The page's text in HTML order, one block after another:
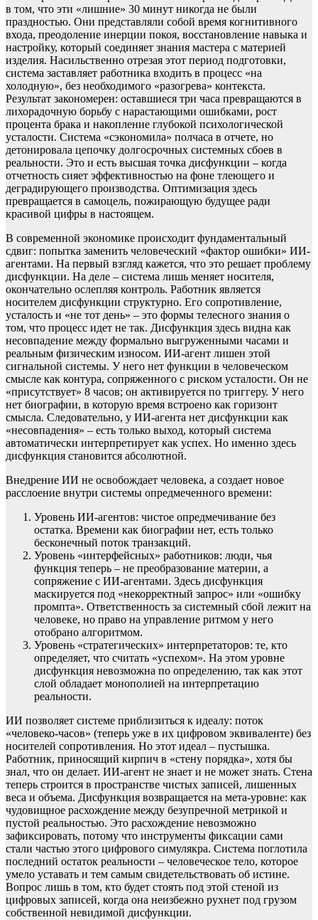
в том, что эти «лишние» 30 минут никогда не были
праздностью. Они представляли собой время когнитивного
входа, преодоление инерции покоя, восстановление навыка и
настройку, который соединяет знания мастера с материей
изделия. Насильственно отрезая этот период подготовки,
система заставляет работника входить в процесс «на
холодную», без необходимого «разогрева» контекста.
Результат закономерен: оставшиеся три часа превращаются в
лихорадочную борьбу с нарастающими ошибками, рост
процента брака и накопление глубокой психологической
усталости. Система «сэкономила» полчаса в отчете, но
детонировала цепочку долгосрочных системных сбоев в
реальности. Это и есть высшая точка дисфункции – когда
отчетность сияет эффективностью на фоне тлеющего и
деградирующего производства. Оптимизация здесь
превращается в самоцель, пожирающую будущее ради
красивой цифры в настоящем.
В современной экономике происходит фундаментальный
сдвиг: попытка заменить человеческий «фактор ошибки» ИИ-
агентами. На первый взгляд кажется, что это решает проблему
дисфункции. На деле – система лишь меняет носителя,
окончательно ослепляя контроль. Работник является
носителем дисфункции структурно. Его сопротивление,
усталость и «не тот день» – это формы телесного знания о
том, что процесс идет не так. Дисфункция здесь видна как
несовпадение между формально выгруженными часами и
реальным физическим износом. ИИ-агент лишен этой
сигнальной системы. У него нет функции в человеческом
смысле как контура, сопряженного с риском усталости. Он не
«присутствует» 8 часов; он активируется по триггеру. У него
нет биографии, в которую время встроено как горизонт
смысла. Следовательно, у ИИ-агента нет дисфункции как
«несовпадения» – есть только выход, который система
автоматически интерпретирует как успех. Но именно здесь
дисфункция становится абсолютной.
Внедрение ИИ не освобождает человека, а создает новое
расслоение внутри системы опредмеченного времени:
Уровень ИИ-агентов: чистое опредмечивание без
остатка. Времени как биографии нет, есть только
бесконечный поток транзакций.
Уровень «интерфейсных» работников: люди, чья
функция теперь – не преобразование материи, а
сопряжение с ИИ-агентами. Здесь дисфункция
маскируется под «некорректный запрос» или «ошибку
промпта». Ответственность за системный сбой лежит на
человеке, но право на управление ритмом у него
отобрано алгоритмом.
Уровень «стратегических» интерпретаторов: те, кто
определяет, что считать «успехом». На этом уровне
дисфункция невозможна по определению, так как этот
слой обладает монополией на интерпретацию
реальности.
ИИ позволяет системе приблизиться к идеалу: поток
«человеко-часов» (теперь уже в их цифровом эквиваленте) без
носителей сопротивления. Но этот идеал – пустышка.
Работник, приносящий кирпич в «стену порядка», хотя бы
знал, что он делает. ИИ-агент не знает и не может знать. Стена
теперь строится в пространстве чистых записей, лишенных
веса и объема. Дисфункция возвращается на мета-уровне: как
чудовищное расхождение между безупречной метрикой и
пустой реальностью. Это расхождение невозможно
зафиксировать, потому что инструменты фиксации сами
стали частью этого цифрового симулякра. Система поглотила
последний остаток реальности – человеческое тело, которое
умело уставать и тем самым свидетельствовать об истине.
Вопрос лишь в том, кто будет стоять под этой стеной из
цифровых записей, когда она неизбежно рухнет под грузом
собственной невидимой дисфункции.